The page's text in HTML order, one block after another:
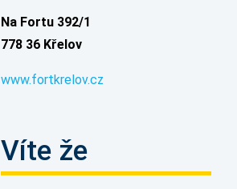
Na Fortu 392/1
778 36 Křelov
www.fortkrelov.cz
Víte že